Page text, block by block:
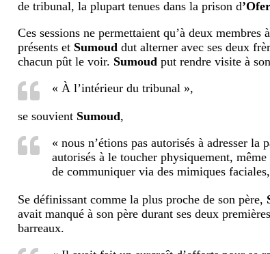
de tribunal, la plupart tenues dans la prison d’Ofer
Ces sessions ne permettaient qu’à deux
présents et Sumoud dut alterner avec ses deux
chacun pût le voir. Sumoud put rendre visite à
« À l’intérieur du tribunal »,
se souvient Sumoud,
« nous n’étions pas autorisés à adresser la
autorisés à le toucher physiquement,
de communiquer via des mimiques
Se définissant comme la plus proche de son père,
avait manqué à son père durant ses deux
barreaux.